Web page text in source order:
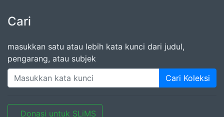
Cari
masukkan satu atau lebih kata kunci dari judul,
pengarang, atau subjek
Cari Koleksi
Donasi untuk SLiMS